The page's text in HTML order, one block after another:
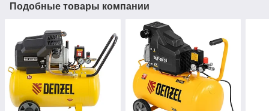
Подобные товары компании